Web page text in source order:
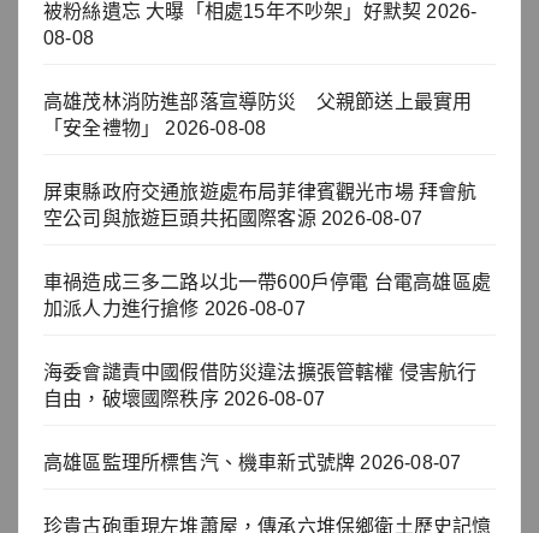
被粉絲遺忘 大曝「相處15年不吵架」好默契 2026-
08-08
高雄茂林消防進部落宣導防災 父親節送上最實用
「安全禮物」
2026-08-08
屏東縣政府交通旅遊處布局菲律賓觀光市場 拜會航
空公司與旅遊巨頭共拓國際客源 2026-08-07
車禍造成三多二路以北一帶600戶停電 台電高雄區處
加派人力進行搶修 2026-08-07
海委會譴責中國假借防災違法擴張管轄權 侵害航行
自由，破壞國際秩序 2026-08-07
高雄區監理所標售汽、機車新式號牌 2026-08-07
珍貴古砲重現左堆蕭屋，傳承六堆保鄉衛土歷史記憶